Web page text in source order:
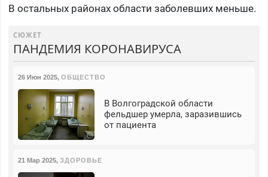
В остальных районах области заболевших меньше.
СЮЖЕТ
ПАНДЕМИЯ КОРОНАВИРУСА
26 Июн 2025, ОБЩЕСТВО
В Волгоградской области
фельдшер умерла, заразившись
от пациента
21 Мар 2025, ЗДОРОВЬЕ